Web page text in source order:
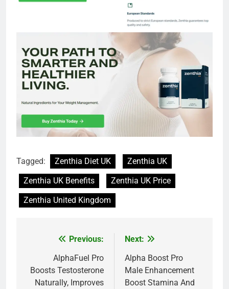
Tagged: Zenthia Diet UK
Zenthia UK
Zenthia UK Benefits
Zenthia UK Price
Zenthia United Kingdom
navigation
Previous:
AlphaFuel Pro
Boosts Testosterone
Naturally, Improves
Next:
Alpha Boost Pro
Male Enhancement
Boost Stamina And